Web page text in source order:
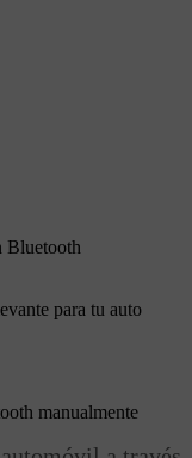
Bluetooth
para tu auto
manualmente